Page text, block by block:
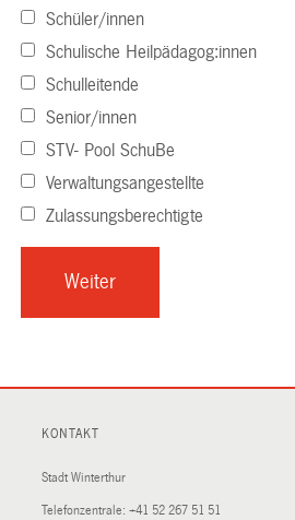
Schüler/innen
Schulische Heilpädagog:innen
Schulleitende
Senior/innen
STV- Pool SchuBe
Verwaltungsangestellte
Zulassungsberechtigte
KONTAKT
Stadt Winterthur
Telefonzentrale: +41 52 267 51 51